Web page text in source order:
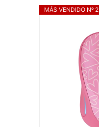
MÁS VENDIDO Nº 2